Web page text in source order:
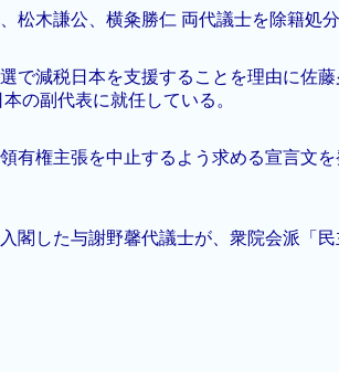
松木謙公、横粂勝仁 両代議士を除籍処分
で減税日本を支援することを理由に佐
の副代表に就任している。
有権主張を中止するよう求める宣言文
閣した与謝野馨代議士が、衆院会派「民